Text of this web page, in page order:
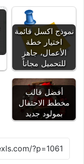
نموذج اكسل قائمة
اختيار خطة
الأعمال، جاهز
للتحميل مجاناً
أفضل قالب
مخطط الاحتفال
بمولود جديد